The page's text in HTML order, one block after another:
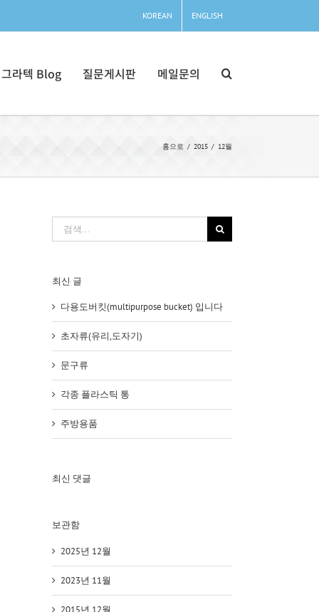
KOREAN ENGLISH
라텍 Blog 질문게시판 메일문의
홈으로 2015 12월
최신 글
다용도버킷(multipurpose bucket) 입니다
초자류(유리,도자기)
문구류
각종 플라스틱 통
주방용품
최신 댓글
보관함
2025년 12월
2023년 11월
2015년 12월